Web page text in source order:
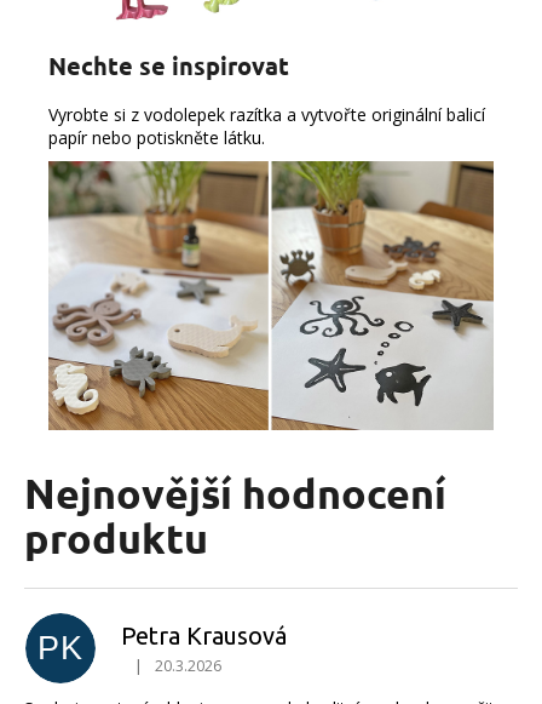
Nechte se inspirovat
Vyrobte si z vodolepek razítka a vytvořte originální balicí
papír nebo potiskněte látku.
Nejnovější hodnocení
produktu
PK Petra Krausová
Hodnocení produktu je 5 z 5 hvězdiček.
| 20.3.2026